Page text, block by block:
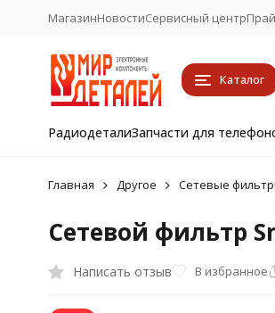
МагазинНовостиСервисный центр
Каталог
РадиодеталиЗапчасти для
Главная Другое Сетевые
Сетевой фильтр
Написать отзыв В избранное